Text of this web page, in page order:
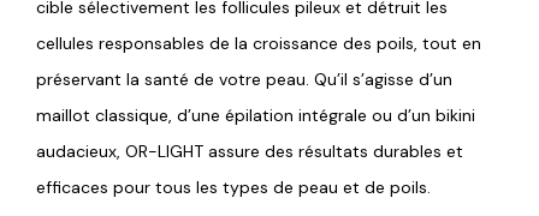
cible sélectivement les follicules pileux et détruit les
cellules responsables de la croissance des poils, tout en
préservant la santé de votre peau. Qu’il s’agisse d’un
maillot classique, d’une épilation intégrale ou d’un bikini
audacieux, OR-LIGHT assure des résultats durables et
efficaces pour tous les types de peau et de poils.